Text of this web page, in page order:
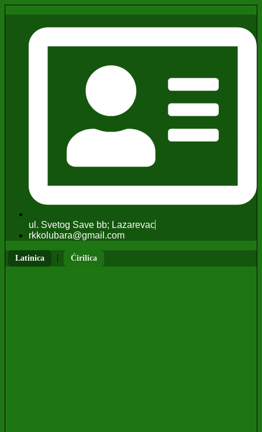
ul. Svetog Save bb; Lazarevac
rkkolubara@gmail.com
Latinica | Ćirilica